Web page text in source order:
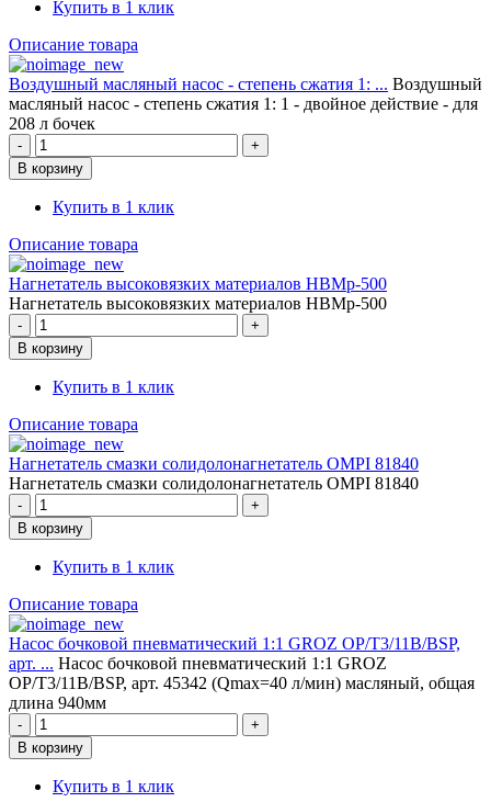
Купить в 1 клик
Описание товара
Воздушный масляный насос - степень сжатия 1: ... Воздушный
масляный насос - степень сжатия 1: 1 - двойное действие - для
208 л бочек
Купить в 1 клик
Описание товара
Нагнетатель высоковязких материалов НВМр-500
Нагнетатель высоковязких материалов НВМр-500
Купить в 1 клик
Описание товара
Нагнетатель смазки солидолонагнетатель OMPI 81840
Нагнетатель смазки солидолонагнетатель OMPI 81840
Купить в 1 клик
Описание товара
Насос бочковой пневматический 1:1 GROZ OP/T3/11B/BSP,
арт. ... Насос бочковой пневматический 1:1 GROZ
OP/T3/11B/BSP, арт. 45342 (Qmax=40 л/мин) масляный, общая
длина 940мм
Купить в 1 клик